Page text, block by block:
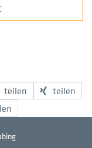
teilen
teilen